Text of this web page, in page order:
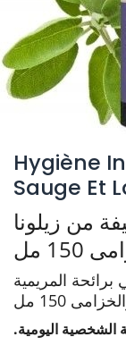
Hygiène
Sauge Et
من زيلونا
مل
المريمية
150 مل
الشخصية اليومية.